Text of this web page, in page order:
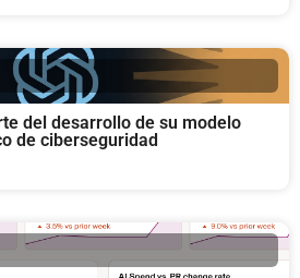
del desarrollo de su modelo
de ciberseguridad